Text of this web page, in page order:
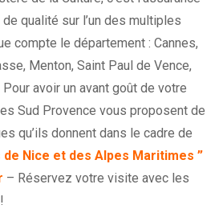
qualité sur l’un des multiples
compte le département : Cannes,
Menton, Saint Paul de Vence,
avoir un avant goût de votre
Sud Provence vous proposent de
qu’ils donnent dans le cadre de
de Nice et des Alpes Maritimes ”
– Réservez votre visite avec les